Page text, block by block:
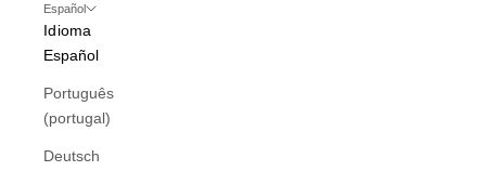
Español
Idioma
Español
Português
(portugal)
Deutsch